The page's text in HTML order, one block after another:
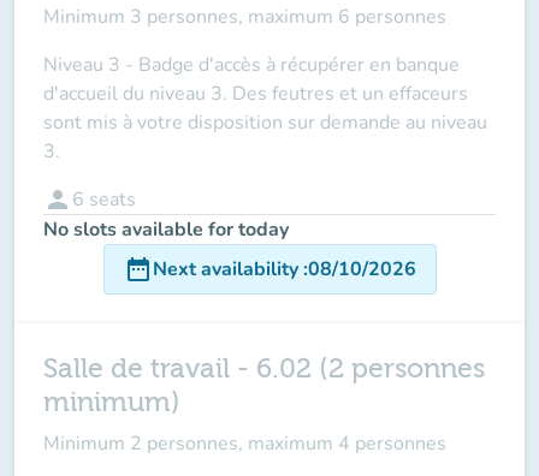
Minimum 3 personnes, maximum 6 personnes
Niveau 3 - Badge d'accès à récupérer en banque
d'accueil du niveau 3. Des feutres et un effaceurs
sont mis à votre disposition sur demande au niveau
3.
person 6 seats
No slots available for today
date_rangeNext availability:08/10/2026
Salle de travail - 6.02 (2 personnes
minimum)
Minimum 2 personnes, maximum 4 personnes